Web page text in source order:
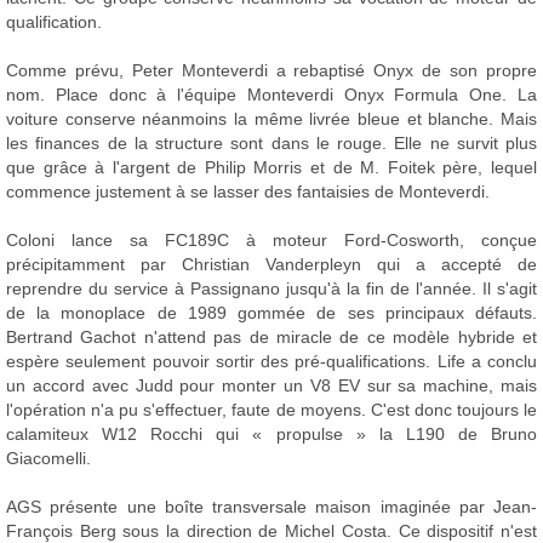
qualification.
Comme prévu, Peter Monteverdi a rebaptisé Onyx de son propre
nom. Place donc à l'équipe Monteverdi Onyx Formula One. La
voiture conserve néanmoins la même livrée bleue et blanche. Mais
les finances de la structure sont dans le rouge. Elle ne survit plus
que grâce à l'argent de Philip Morris et de M. Foitek père, lequel
commence justement à se lasser des fantaisies de Monteverdi.
Coloni lance sa FC189C à moteur Ford-Cosworth, conçue
précipitamment par Christian Vanderpleyn qui a accepté de
reprendre du service à Passignano jusqu'à la fin de l'année. Il s'agit
de la monoplace de 1989 gommée de ses principaux défauts.
Bertrand Gachot n'attend pas de miracle de ce modèle hybride et
espère seulement pouvoir sortir des pré-qualifications. Life a conclu
un accord avec Judd pour monter un V8 EV sur sa machine, mais
l'opération n'a pu s'effectuer, faute de moyens. C'est donc toujours le
calamiteux W12 Rocchi qui « propulse » la L190 de Bruno
Giacomelli.
AGS présente une boîte transversale maison imaginée par Jean-
François Berg sous la direction de Michel Costa. Ce dispositif n'est